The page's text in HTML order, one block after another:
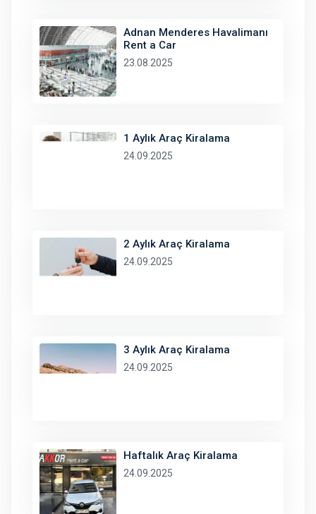
Adnan Menderes Havalimanı
Rent a Car
23.08.2025
1 Aylık Araç Kiralama
24.09.2025
2 Aylık Araç Kiralama
24.09.2025
3 Aylık Araç Kiralama
24.09.2025
Haftalık Araç Kiralama
24.09.2025